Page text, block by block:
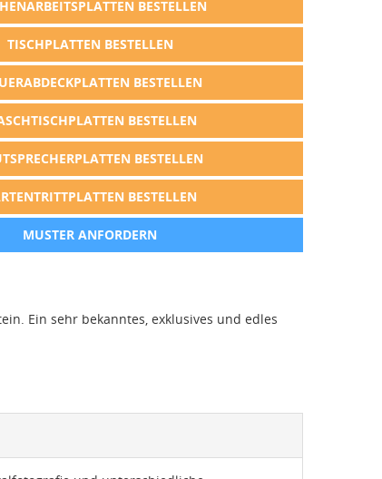
BESTELLEN
TISCHPLATTEN BESTELLEN
BESTELLEN
BESTELLEN
BESTELLEN
BESTELLEN
MUSTER ANFORDERN
Ein sehr bekanntes, exklusives und edles